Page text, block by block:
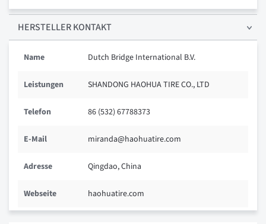
HERSTELLER KONTAKT
Name Dutch Bridge International B.V.
Leistungen SHANDONG HAOHUA TIRE CO., LTD
Telefon 86 (532) 67788373
E-Mail miranda@haohuatire.com
Adresse Qingdao, China
Webseite haohuatire.com